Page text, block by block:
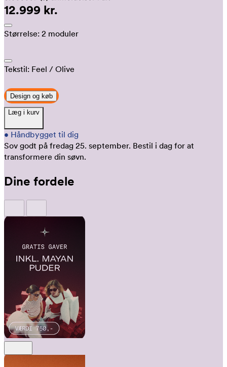
12.999 kr.
Størrelse: 2 moduler
Tekstil: Feel / Olive
Design og køb
Læg i kurv
• Håndbygget til dig
Sov godt på fredag 25. september. Bestil i dag for at
transformere din søvn.
Dine fordele